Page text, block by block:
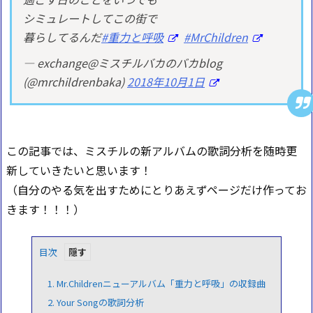
シミュレートしてこの街で
暮らしてるんだ#重力と呼吸
#MrChildren
— exchange@ミスチルバカのバカblog
(@mrchildrenbaka)2018年10月1日
この記事では、ミスチルの新アルバムの歌詞分析を随時更
新していきたいと思います！
（自分のやる気を出すためにとりあえずページだけ作ってお
きます！！！）
目次
1. Mr.Childrenニューアルバム「重力と呼吸」の収録曲
2. Your Songの歌詞分析